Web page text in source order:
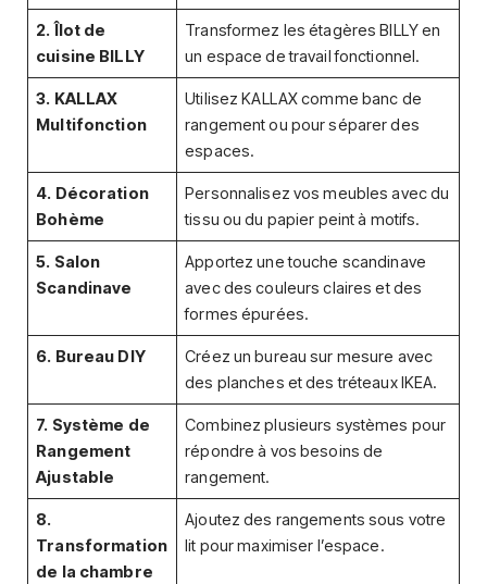
2. Îlot de
cuisine BILLY
Transformez les étagères BILLY en
un espace de travail fonctionnel.
3. KALLAX
Multifonction
Utilisez KALLAX comme banc de
rangement ou pour séparer des
espaces.
4. Décoration
Bohème
Personnalisez vos meubles avec du
tissu ou du papier peint à motifs.
5. Salon
Scandinave
Apportez une touche scandinave
avec des couleurs claires et des
formes épurées.
6. Bureau DIY
Créez un bureau sur mesure avec
des planches et des tréteaux IKEA.
7. Système de
Rangement
Ajustable
Combinez plusieurs systèmes pour
répondre à vos besoins de
rangement.
8.
Transformation
de la chambre
Ajoutez des rangements sous votre
lit pour maximiser l’espace.